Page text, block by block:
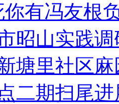
有冯友根
昭山实践
塘里社区
二期扫尾进